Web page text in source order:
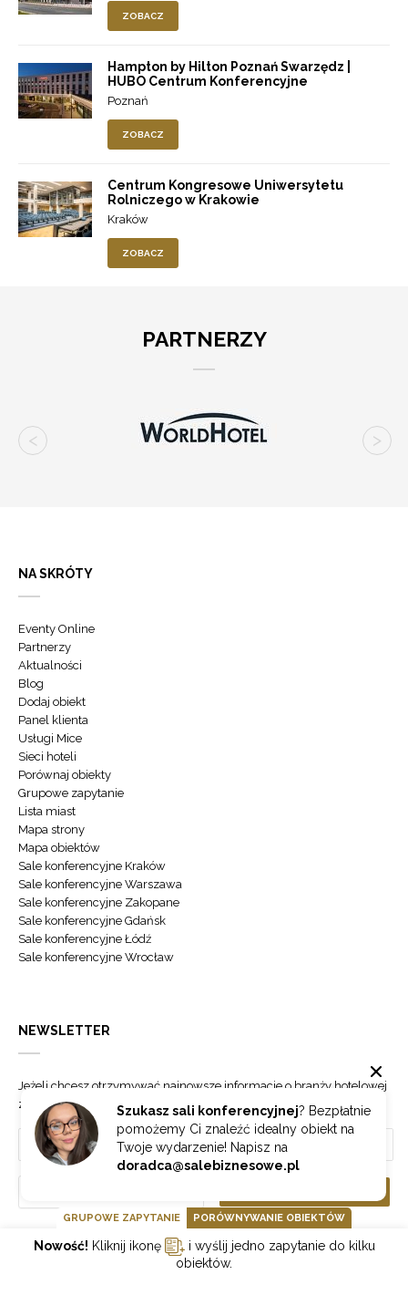
ZOBACZ
Hampton by Hilton Poznań Swarzędz |
HUBO Centrum Konferencyjne
Poznań
ZOBACZ
Centrum Kongresowe Uniwersytetu
Rolniczego w Krakowie
Kraków
ZOBACZ
PARTNERZY
Szukasz sali konferencyjnej? Bezpłatnie
pomożemy Ci znaleźć idealny obiekt na
Twoje wydarzenie! Napisz na
doradca@salebiznesowe.pl
NA SKRÓTY
Eventy Online
Partnerzy
Aktualności
Blog
Dodaj obiekt
Panel klienta
Usługi Mice
Sieci hoteli
Porównaj obiekty
Grupowe zapytanie
Lista miast
Mapa strony
Mapa obiektów
Sale konferencyjne Kraków
Sale konferencyjne Warszawa
Sale konferencyjne Zakopane
Sale konferencyjne Gdańsk
Sale konferencyjne Łódź
Sale konferencyjne Wrocław
NEWSLETTER
Jeżeli chcesz otrzymywać najnowsze informacje o branży hotelowej
zapisz się do naszego newslettera.
GOONLINE.PL SPÓŁKA Z OGRANICZONĄ ODPOWIEDZIALNOŚCIĄ SP.K.
GRUPOWE ZAPYTANIE PORÓWNYWANIE OBIEKTÓW
Nowość! Kliknij ikonę
i wyślij jedno zapytanie do kilku
obiektów.